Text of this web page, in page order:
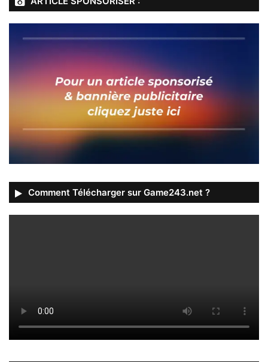
Comment Télécharger sur Game243.net ?